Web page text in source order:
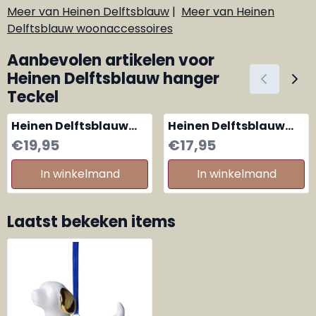
Meer van Heinen Delftsblauw | Meer van Heinen
Delftsblauw woonaccessoires
Aanbevolen artikelen voor
Heinen Delftsblauw hanger
Teckel
Heinen Delftsblauw
hanger eitjes, set van
3
Prijs: 19,95
€19,95
In winkelmand
Heinen Delftsblauw
Kerstboom medium
Prijs: 17,95
€17,95
In winkelmand
Laatst bekeken items